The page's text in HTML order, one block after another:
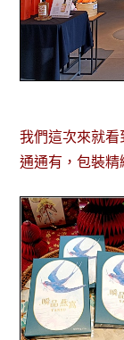
我們這次來就
通通有，包裝精